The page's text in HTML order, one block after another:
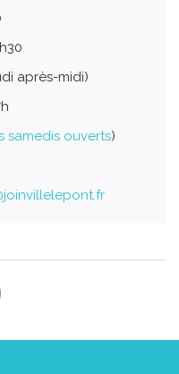
après-midi)
samedis ouverts)